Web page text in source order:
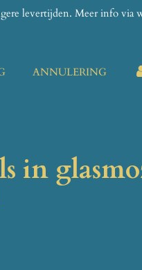
levertijden. Meer info via
ANNULERING
in